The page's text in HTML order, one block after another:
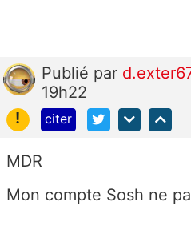
Publié par
19h22
!
citer
MDR
Mon compte Sosh ne